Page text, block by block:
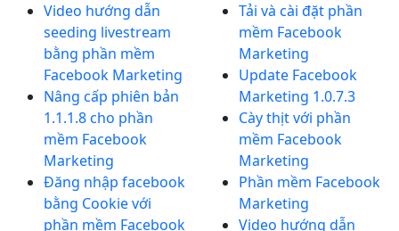
Video hướng dẫn
seeding livestream
bằng phần mềm
Facebook Marketing
Nâng cấp phiên bản
1.1.1.8 cho phần
mềm Facebook
Marketing
Đăng nhập facebook
bằng Cookie với
phần mềm Facebook
Tải và cài đặt phần
mềm Facebook
Marketing
Update Facebook
Marketing 1.0.7.3
Cày thịt với phần
mềm Facebook
Marketing
Phần mềm Facebook
Marketing
Video hướng dẫn